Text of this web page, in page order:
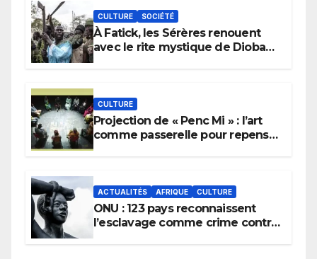
CULTURE SOCIÉTÉ
À Fatick, les Sérères renouent
avec le rite mystique de Diobaye
CULTURE
Projection de « Penc Mi » : l’art
comme passerelle pour repenser
ACTUALITÉS AFRIQUE CULTURE
ONU : 123 pays reconnaissent
l’esclavage comme crime contre